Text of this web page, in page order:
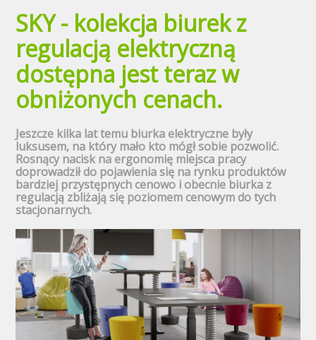
SKY - kolekcja biurek z
regulacją elektryczną
dostępna jest teraz w
obniżonych cenach.
Jeszcze kilka lat temu biurka elektryczne były
luksusem, na który mało kto mógł sobie pozwolić.
Rosnący nacisk na ergonomię miejsca pracy
doprowadził do pojawienia się na rynku produktów
bardziej przystępnych cenowo i obecnie biurka z
regulacją zbliżają się poziomem cenowym do tych
stacjonarnych.